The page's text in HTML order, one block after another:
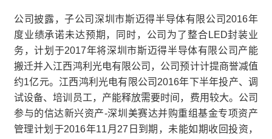
公司披露，子公司深圳市斯迈得半导体有限公司2016年
度业绩承诺未达预期，同时，公司为了整合LED封装业
务，计划于2017年将深圳市斯迈得半导体有限公司产能
搬迁并入江西鸿利光电有限公司，公司预计计提商誉减值
约1亿元。江西鸿利光电有限公司2016年下半年投产、调
试设备、培训员工，产能释放需要时间，费用较大。公司
参与的信达新兴资产-深圳美赛达并购重组基金专项资产
管理计划于2016年11月27日到期，未能如期收回投资，